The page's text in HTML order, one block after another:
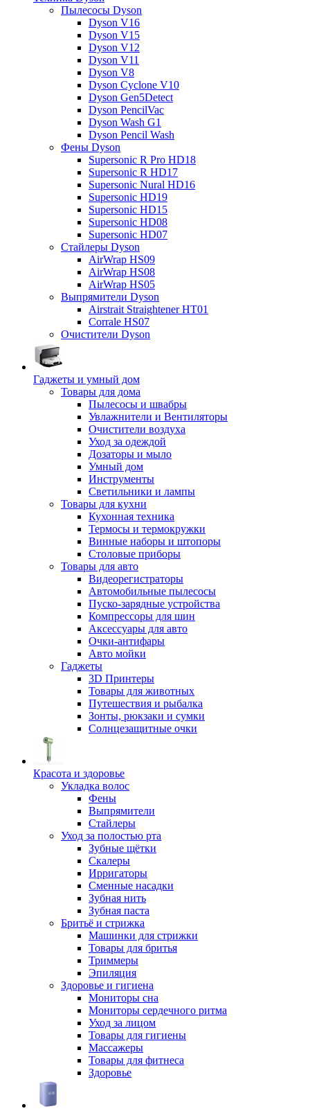
Пылесосы Dyson
Dyson V16
Dyson V15
Dyson V12
Dyson V11
Dyson V8
Dyson Cyclone V10
Dyson Gen5Detect
Dyson PencilVac
Dyson Wash G1
Dyson Pencil Wash
Фены Dyson
Supersonic R Pro HD18
Supersonic R HD17
Supersonic Nural HD16
Supersonic HD19
Supersonic HD15
Supersonic HD08
Supersonic HD07
Стайлеры Dyson
AirWrap HS09
AirWrap HS08
AirWrap HS05
Выпрямители Dyson
Airstrait Straightener HT01
Corrale HS07
Очистители Dyson
Гаджеты и умный дом
Товары для дома
Пылесосы и швабры
Увлажнители и Вентиляторы
Очистители воздуха
Уход за одеждой
Дозаторы и мыло
Умный дом
Инструменты
Светильники и лампы
Товары для кухни
Кухонная техника
Термосы и термокружки
Винные наборы и штопоры
Столовые приборы
Товары для авто
Видеорегистраторы
Автомобильные пылесосы
Пуско-зарядные устройства
Компрессоры для шин
Аксессуары для авто
Очки-антифары
Авто мойки
Гаджеты
3D Принтеры
Товары для животных
Путешествия и рыбалка
Зонты, рюкзаки и сумки
Солнцезащитные очки
Красота и здоровье
Укладка волос
Фены
Выпрямители
Стайлеры
Уход за полостью рта
Зубные щётки
Скалеры
Ирригаторы
Сменные насадки
Зубная нить
Зубная паста
Бритьё и стрижка
Машинки для стрижки
Товары для бритья
Триммеры
Эпиляция
Здоровье и гигиена
Мониторы сна
Мониторы сердечного ритма
Уход за лицом
Товары для гигиены
Массажеры
Товары для фитнеса
Здоровье